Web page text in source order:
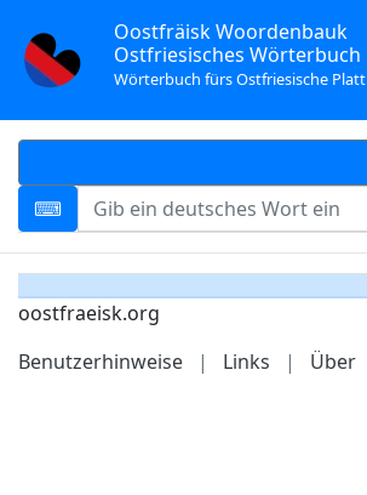
Oostfräisk Woordenbauk
Ostfriesisches Wörterbuch
Wörterbuch fürs Ostfriesische Platt
oostfraeisk.org
Benutzerhinweise
| Links | Über